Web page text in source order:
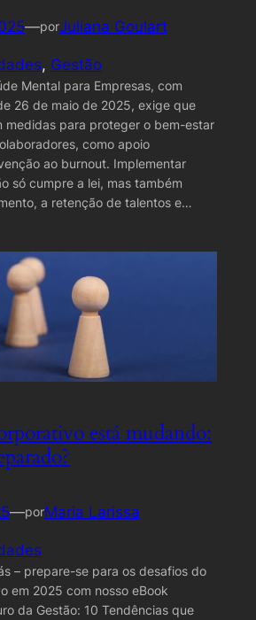
—porJuliana Goulart
, Gestão
Mental para Empresas, com
26 de maio de 2025, exige que
medidas para proteger o bem-estar
como apoio
ao burnout. Implementar
só cumpre a lei, mas também
a retenção de talentos e…
está mudando:
—porMaria Larissa
– prepare-se para os desafios do
em 2025 com nosso eBook
da Gestão: 10 Tendências que